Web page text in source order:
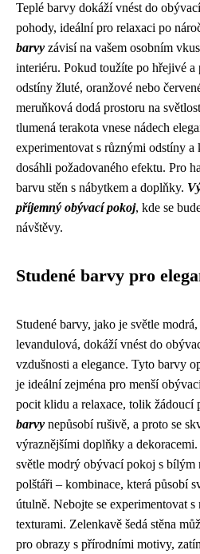
Teplé barvy dokáží vnést do
pohody, ideální pro relaxaci po
barvy závisí na vašem osobním
interiéru. Pokud toužíte po hřejivé a
odstíny žluté, oranžové nebo
meruňková dodá prostoru na
tlumená terakota vnese nádech
experimentovat s různými odstíny a
dosáhli požadovaného efektu. Pro
barvu stěn s nábytkem a doplňky.
příjemný obývací pokoj, kde se
návštěvy.
Studené barvy pro
Studené barvy, jako je světle
levandulová, dokáží vnést do
vzdušnosti a elegance. Tyto barvy
je ideální zejména pro menší
pocit klidu a relaxace, tolik žádoucí
barvy nepůsobí rušivě, a proto se
výraznějšími doplňky a dekoracemi.
světle modrý obývací pokoj s bílým
polštáři – kombinace, která působí
útulně. Nebojte se experimentovat
texturami. Zelenkavě šedá stěna
pro obrazy s přírodními motivy,